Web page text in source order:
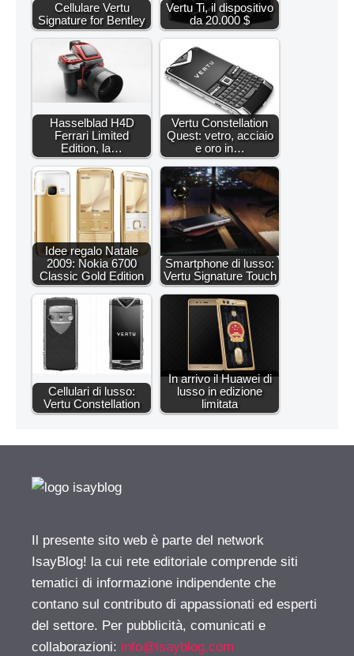
Cellulare Vertu
Signature for Bentley
Vertu Ti, il dispositivo
da 20.000 $
Hasselblad H4D
Ferrari Limited
Edition, la…
Vertu Constellation
Quest: vetro, acciaio
e oro in…
Idee regalo Natale
2009: Nokia 6700
Classic Gold Edition
Smartphone di lusso:
Vertu Signature Touch
Cellulari di lusso:
Vertu Constellation
In arrivo il Huawei di
lusso in edizione
limitata
Il presente sito web è parte del network
IsayBlog! la cui rete editoriale comprende siti
tematici di informazione indipendente che
contano sul contributo di appassionati ed esperti
del settore. Per pubblicità, comunicati e
collaborazioni: info@isayblog.com